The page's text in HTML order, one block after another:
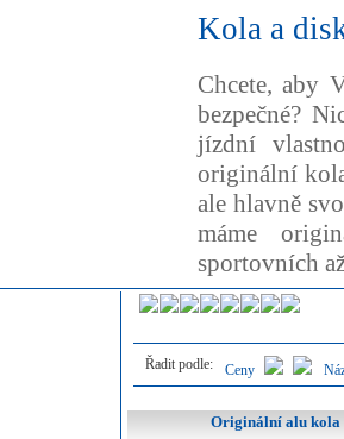
Kola a
Chcete, aby
bezpečné?
jízdní
originální
ale hlavně
máme
sportovních
Řadit podle: Ceny
Originální alu kola